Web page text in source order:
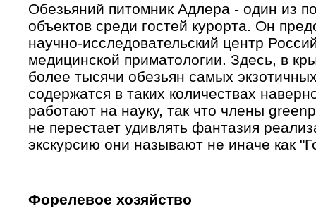
Обезьяний питомник Адлера - один из
объектов среди гостей курорта. Он
научно-исследовательский центр
медицинской приматологии. Здесь, в
более тысячи обезьян самых
содержатся в таких количествах
работают на науку, так что члены
не перестает удивлять фантазия
экскурсию они называют не иначе как
Форелевое хозяйство